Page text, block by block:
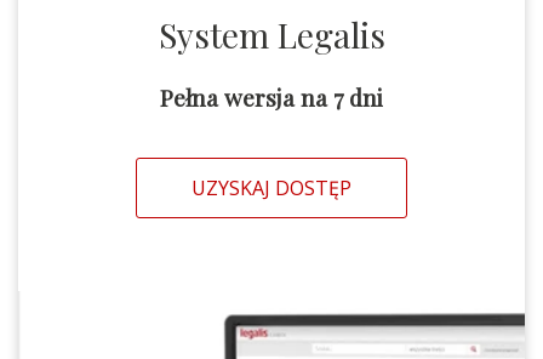
System Legalis
Pełna wersja na 7 dni
UZYSKAJ DOSTĘP